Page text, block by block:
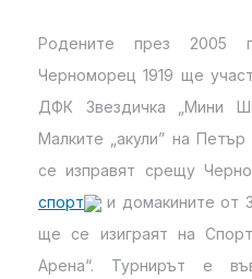
Родените през 2005
Черноморец 1919 ще
ДФК Звездичка „Мини
Малките „акули” на
се изправят срещу
спорт
и домакините от
ще се изиграят на
Арена“. Турнирът е